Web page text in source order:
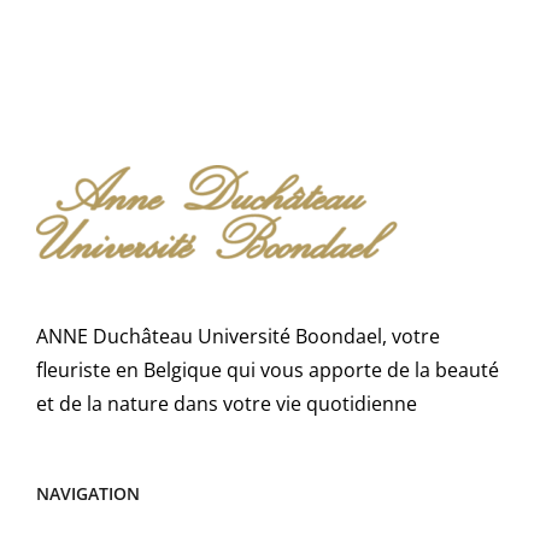
ANNE Duchâteau Université Boondael, votre
fleuriste en Belgique qui vous apporte de la beauté
et de la nature dans votre vie quotidienne
NAVIGATION